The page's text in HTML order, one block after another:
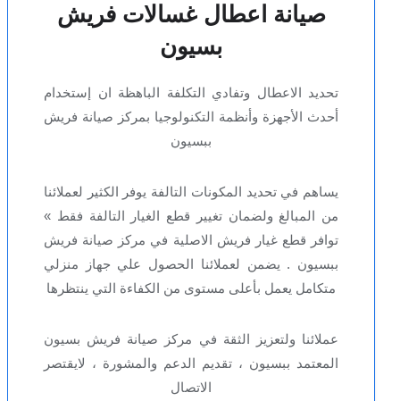
صيانة اعطال غسالات فريش
بسيون
تحديد الاعطال وتفادي التكلفة الباهظة ان إستخدام
أحدث الأجهزة وأنظمة التكنولوجيا بمركز صيانة فريش
ببسيون
يساهم في تحديد المكونات التالفة يوفر الكثير لعملائنا
من المبالغ ولضمان تغيير قطع الغيار التالفة فقط »
توافر قطع غيار فريش الاصلية في مركز صيانة فريش
ببسيون . يضمن لعملائنا الحصول علي جهاز منزلي
متكامل يعمل بأعلى مستوى من الكفاءة التي ينتظرها
عملائنا ولتعزيز الثقة في مركز صيانة فريش بسيون
المعتمد ببسيون ، تقديم الدعم والمشورة ، لايقتصر
الاتصال